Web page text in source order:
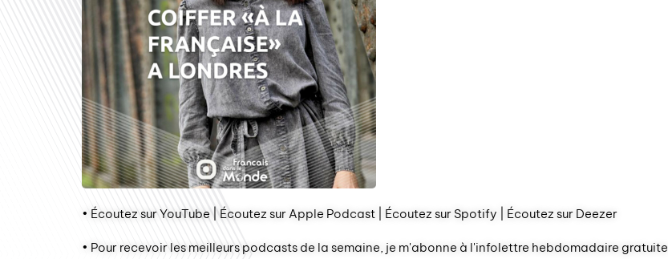
• Écoutez sur YouTube | Écoutez sur Apple Podcast | Écoutez sur Spotify | Écoutez sur Deezer
• Pour recevoir les meilleurs podcasts de la semaine, je m'abonne à l'infolettre hebdomadaire gratuite